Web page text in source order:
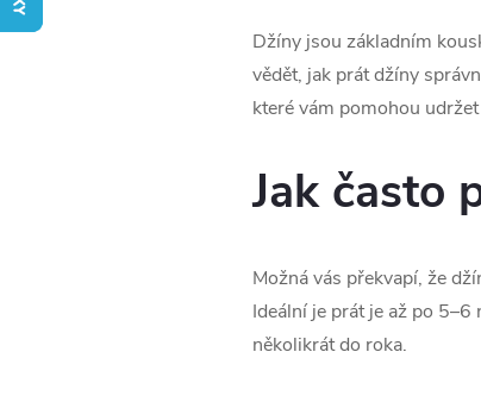
Džíny jsou základním
vědět, jak prát džíny
které vám pomohou
Jak často
Možná vás překvapí, že
Ideální je prát je až po
několikrát do roka.